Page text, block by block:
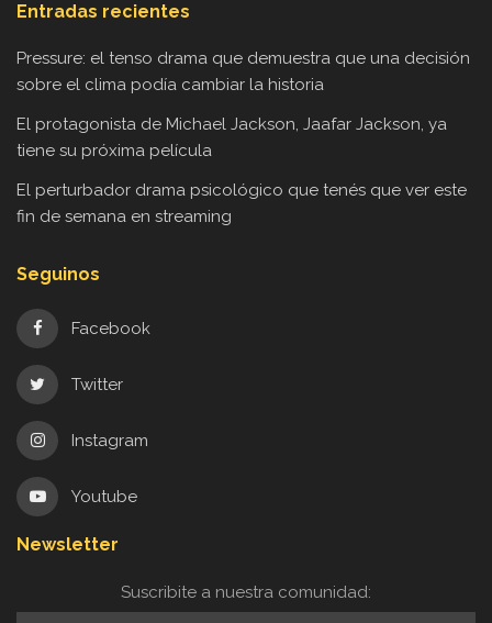
Entradas recientes
Pressure: el tenso drama que demuestra que una decisión
sobre el clima podía cambiar la historia
El protagonista de Michael Jackson, Jaafar Jackson, ya
tiene su próxima película
El perturbador drama psicológico que tenés que ver este
fin de semana en streaming
Seguinos
Facebook
Twitter
Instagram
Youtube
Newsletter
Suscribite a nuestra comunidad: